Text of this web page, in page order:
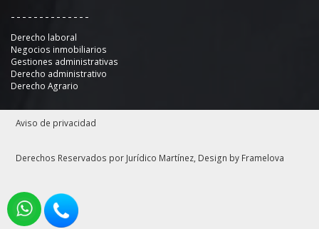
--------------
Derecho laboral
Negocios inmobiliarios
Gestiones administrativas
Derecho administrativo
Derecho Agrario
Aviso de privacidad
Derechos Reservados por Jurídico Martínez, Design by Framelova